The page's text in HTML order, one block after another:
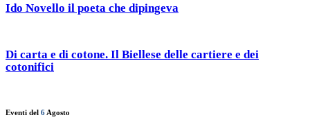
Ido Novello il poeta che dipingeva
Di carta e di cotone. Il Biellese delle cartiere e dei
cotonifici
Eventi del 6 Agosto